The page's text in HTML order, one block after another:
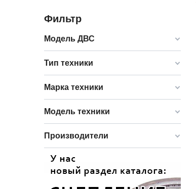
Фильтр
Модель ДВС
Тип техники
Марка техники
Модель техники
Производители